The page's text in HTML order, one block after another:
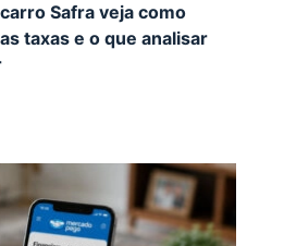
Safra veja como
taxas e o que analisar